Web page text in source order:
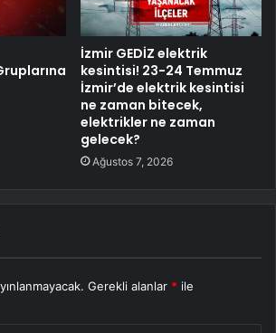
İzmir GEDİZ elektrik
kesintisi! 23-24 Temmuz
İzmir’de elektrik kesintisi
ne zaman bitecek,
elektrikler ne zaman
gelecek?
Ağustos 7, 2026
Gerekli alanlar * ile